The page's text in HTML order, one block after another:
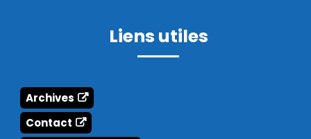
Liens utiles
Archives
Contact